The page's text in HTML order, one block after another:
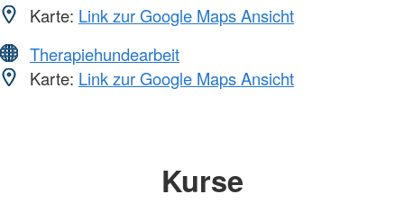
Karte: Link zur Google Maps Ansicht
Therapiehundearbeit
Karte: Link zur Google Maps Ansicht
Kurse